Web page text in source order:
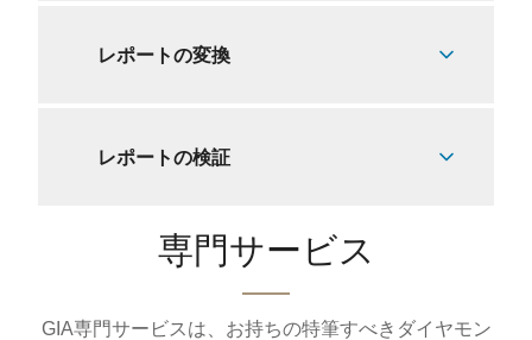
レポートの変換
レポートの検証
専門サービス
GIA専門サービスは、お持ちの特筆すべきダイヤモン